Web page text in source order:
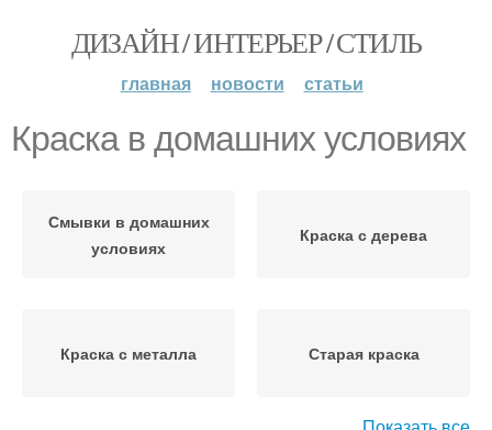
ДИЗАЙН / ИНТЕРЬЕР / СТИЛЬ
главная новости статьи
Краска в домашних условиях
Смывки в домашних
условиях
Краска с дерева
Краска с металла Старая краска